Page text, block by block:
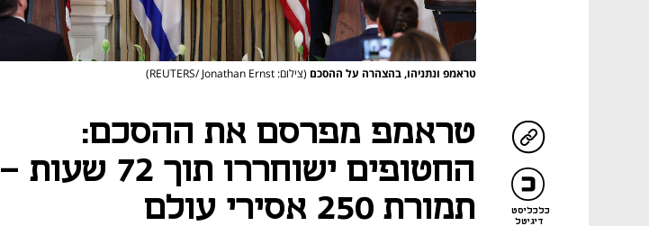
טראמפ ונתניהו, בהצהרה על ההסכם (צילום: REUTERS/ Jonathan Ernst)
כלכליסט
דיגיטל
טראמפ מפרסם את ההסכם:
החטופים ישוחררו תוך 72 שעות -
תמורת 250 אסירי עולם